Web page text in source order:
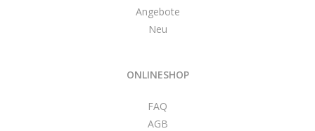
Angebote
Neu
ONLINESHOP
FAQ
AGB